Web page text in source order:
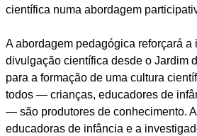
científica numa abordagem
A abordagem pedagógica reforçará a
divulgação científica desde o Jardim
para a formação de uma cultura
todos — crianças, educadores de
— são produtores de conhecimento.
educadoras de infância e a